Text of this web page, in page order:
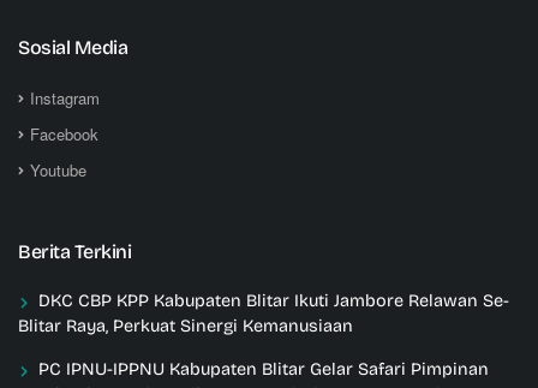
Sosial Media
Instagram
Facebook
Youtube
Berita Terkini
DKC CBP KPP Kabupaten Blitar Ikuti Jambore Relawan Se-
Blitar Raya, Perkuat Sinergi Kemanusiaan
PC IPNU-IPPNU Kabupaten Blitar Gelar Safari Pimpinan